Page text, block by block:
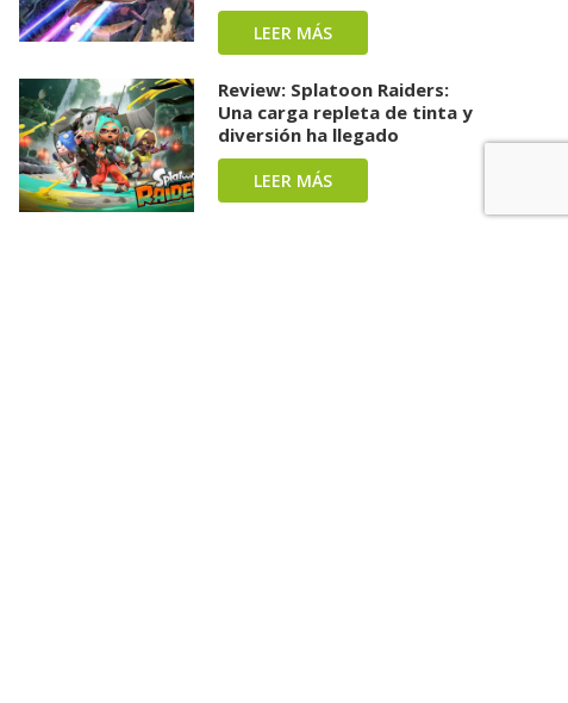
LEER MÁS
Review: Splatoon Raiders:
Una carga repleta de tinta y
diversión ha llegado
LEER MÁS